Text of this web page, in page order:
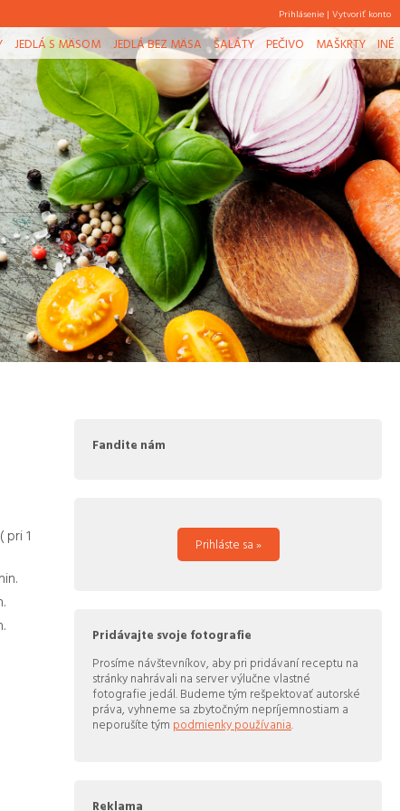
Prihlásenie | Vytvoriť konto
JEDLÁ S MÄSOM JEDLÁ BEZ MÄSA ŠALÁTY PEČIVO MAŠKRTY INÉ
( pri1
Fandite nám
Prihláste sa »
Pridávajte svoje fotografie
Prosíme návštevníkov, aby pri pridávaní receptu na
stránky nahrávali na server výlučne vlastné
fotografie jedál. Budeme tým rešpektovať autorské
práva, vyhneme sa zbytočným nepríjemnostiam a
neporušíte tým podmienky používania.
Reklama